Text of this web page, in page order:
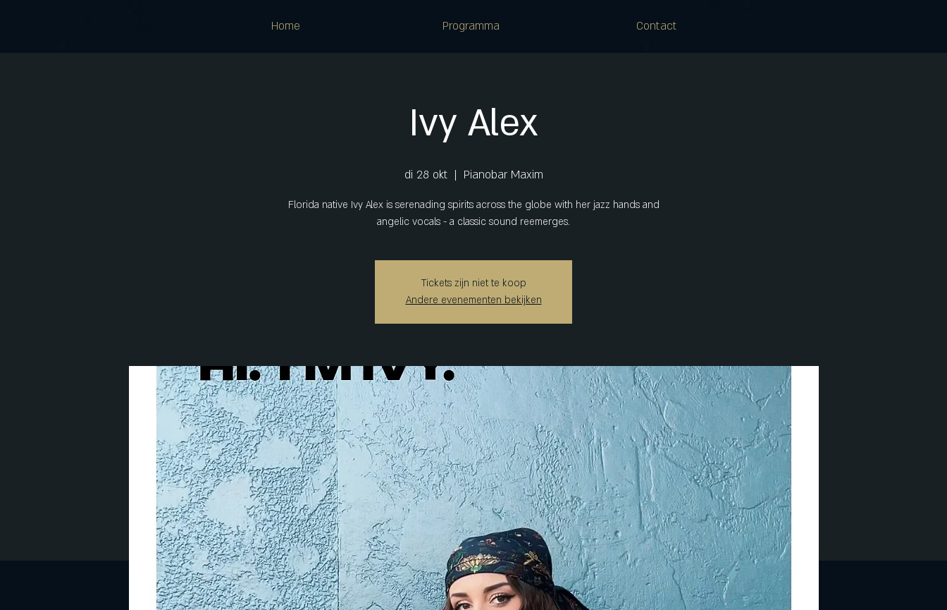
Home Programma Contact
Ivy Alex
di 28 okt
  |
Pianobar Maxim
Florida native Ivy Alex is serenading spirits across the globe with her jazz hands and
Tickets zijn niet te koop
Andere evenementen bekijken